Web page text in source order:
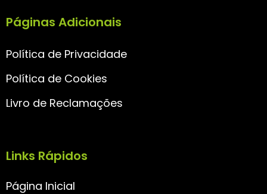
Páginas Adicionais
Política de Privacidade
Política de Cookies
Livro de Reclamações
Links Rápidos
Página Inicial